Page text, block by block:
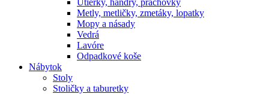
Utierky, handry, prachovky
Metly, metličky, zmetáky, lopatky
Mopy a násady
Vedrá
Lavóre
Odpadkové koše
Nábytok
Stoly
Stoličky a taburetky